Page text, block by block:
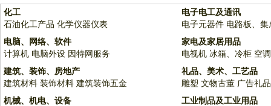
化工
石油化工产品 化学仪器仪表
电子电工及通讯
电子元器件 电路板、集
电脑、网络、软件
计算机 电脑外设 因特网服务
家电及家居用品
电视机 冰箱、冷柜 空调
建筑、装饰、房地产
建筑材料 装饰材料 建筑装饰五金
礼品、美术、工艺品
雕塑 文物古董 广告礼品
机械、机电、设备
工业制品及工业用品